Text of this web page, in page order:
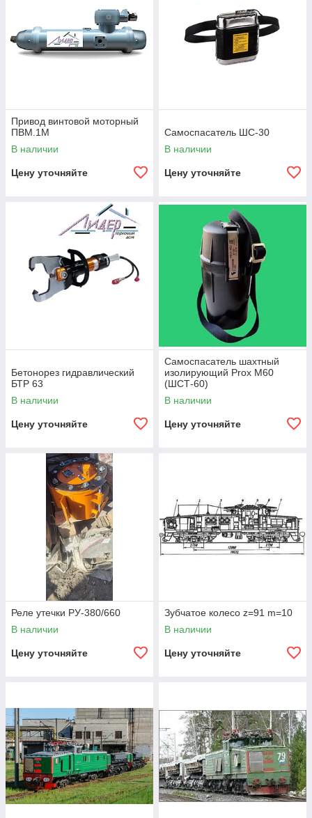
Привод винтовой моторный
ПВМ.1М
В наличии
Цену уточняйте
Самоспасатель ШС-30
В наличии
Цену уточняйте
Бетонорез гидравлический
БТР 63
В наличии
Цену уточняйте
Самоспасатель шахтный
изолирующий Prox M60
(ШСТ-60)
В наличии
Цену уточняйте
Реле утечки РУ-380/660
В наличии
Цену уточняйте
Зубчатое колесо z=91 m=10
В наличии
Цену уточняйте